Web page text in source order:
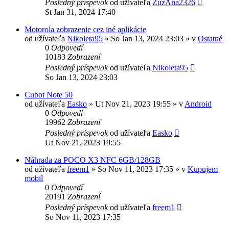
Posledný príspevokod užívateľa ZuzAna2326
St Jan 31, 2024 17:40
Motorola zobrazenie cez iné aplikácie
od užívateľa Nikoleta95 » So Jan 13, 2024 23:03 » v Ostatné
0 Odpovedí
10183 Zobrazení
Posledný príspevokod užívateľa Nikoleta95
So Jan 13, 2024 23:03
Cubot Note 50
od užívateľa Easko » Ut Nov 21, 2023 19:55 » v Android
0 Odpovedí
19962 Zobrazení
Posledný príspevokod užívateľa Easko
Ut Nov 21, 2023 19:55
Náhrada za POCO X3 NFC 6GB/128GB
od užívateľa freem1 » So Nov 11, 2023 17:35 » v Kupujem
mobil
0 Odpovedí
20191 Zobrazení
Posledný príspevokod užívateľa freem1
So Nov 11, 2023 17:35